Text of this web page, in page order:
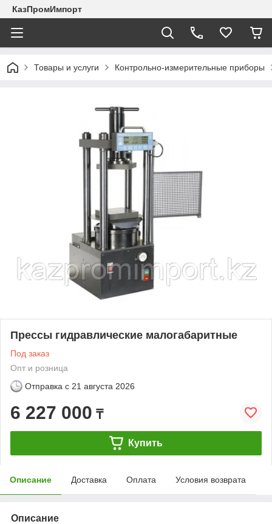
КазПромИмпорт
Товары и услуги Контрольно-измерительные приборы
Прессы гидравлические малогабаритные
Под заказ
Опт и розница
Отправка с 21 августа 2026
6 227 000 ₸
Купить
Описание Доставка Оплата Условия возврата
Описание